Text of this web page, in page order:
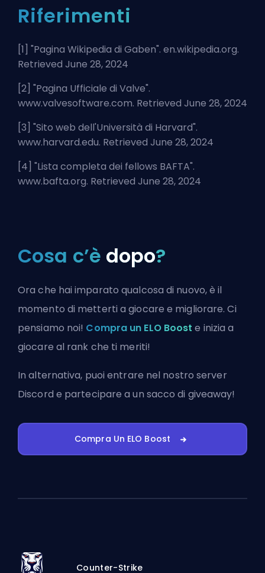
Riferimenti
[1] "Pagina Wikipedia di Gaben". en.wikipedia.org.
Retrieved June 28, 2024
[2] "Pagina Ufficiale di Valve".
www.valvesoftware.com. Retrieved June 28, 2024
[3] "Sito web dell'Università di Harvard".
www.harvard.edu. Retrieved June 28, 2024
[4] "Lista completa dei fellows BAFTA".
www.bafta.org. Retrieved June 28, 2024
Cosa c’è dopo?
Ora che hai imparato qualcosa di nuovo, è il
momento di metterti a giocare e migliorare. Ci
pensiamo noi! Compra un ELO Boost e inizia a
giocare al rank che ti meriti!
In alternativa, puoientrare nel nostro server
Discord e partecipare a un sacco di giveaway!
Compra Un ELO Boost
Counter-Strike